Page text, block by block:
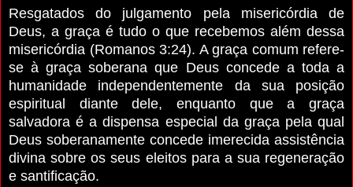
Resgatados do julgamento pela misericórdia de
Deus, a graça é tudo o que recebemos além dessa
misericórdia (Romanos 3:24). A graça comum refere-
se à graça soberana que Deus concede a toda a
humanidade independentemente da sua posição
espiritual diante dele, enquanto que a graça
salvadora é a dispensa especial da graça pela qual
Deus soberanamente concede imerecida assistência
divina sobre os seus eleitos para a sua regeneração
e santificação.